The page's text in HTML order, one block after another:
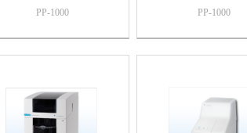
PP-1000 PP-1000